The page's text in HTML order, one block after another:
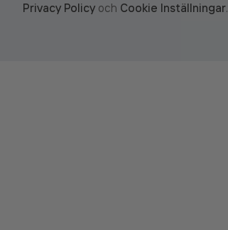
Privacy Policy och Cookie Inställningar.